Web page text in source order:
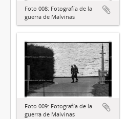
Foto 008: Fotografía de la
guerra de Malvinas
Foto 009: Fotografía de la
guerra de Malvinas